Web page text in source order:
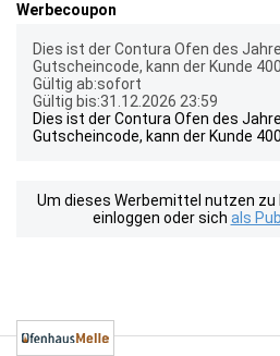
Werbecoupon
Dies ist der Contura Ofen des
Gutscheincode, kann der Kunde
Gültig ab:sofort
Gültig bis:31.12.2026 23:59
Dies ist der Contura Ofen des
Gutscheincode, kann der Kunde
Um dieses Werbemittel nutzen zu
einloggen oder sich als